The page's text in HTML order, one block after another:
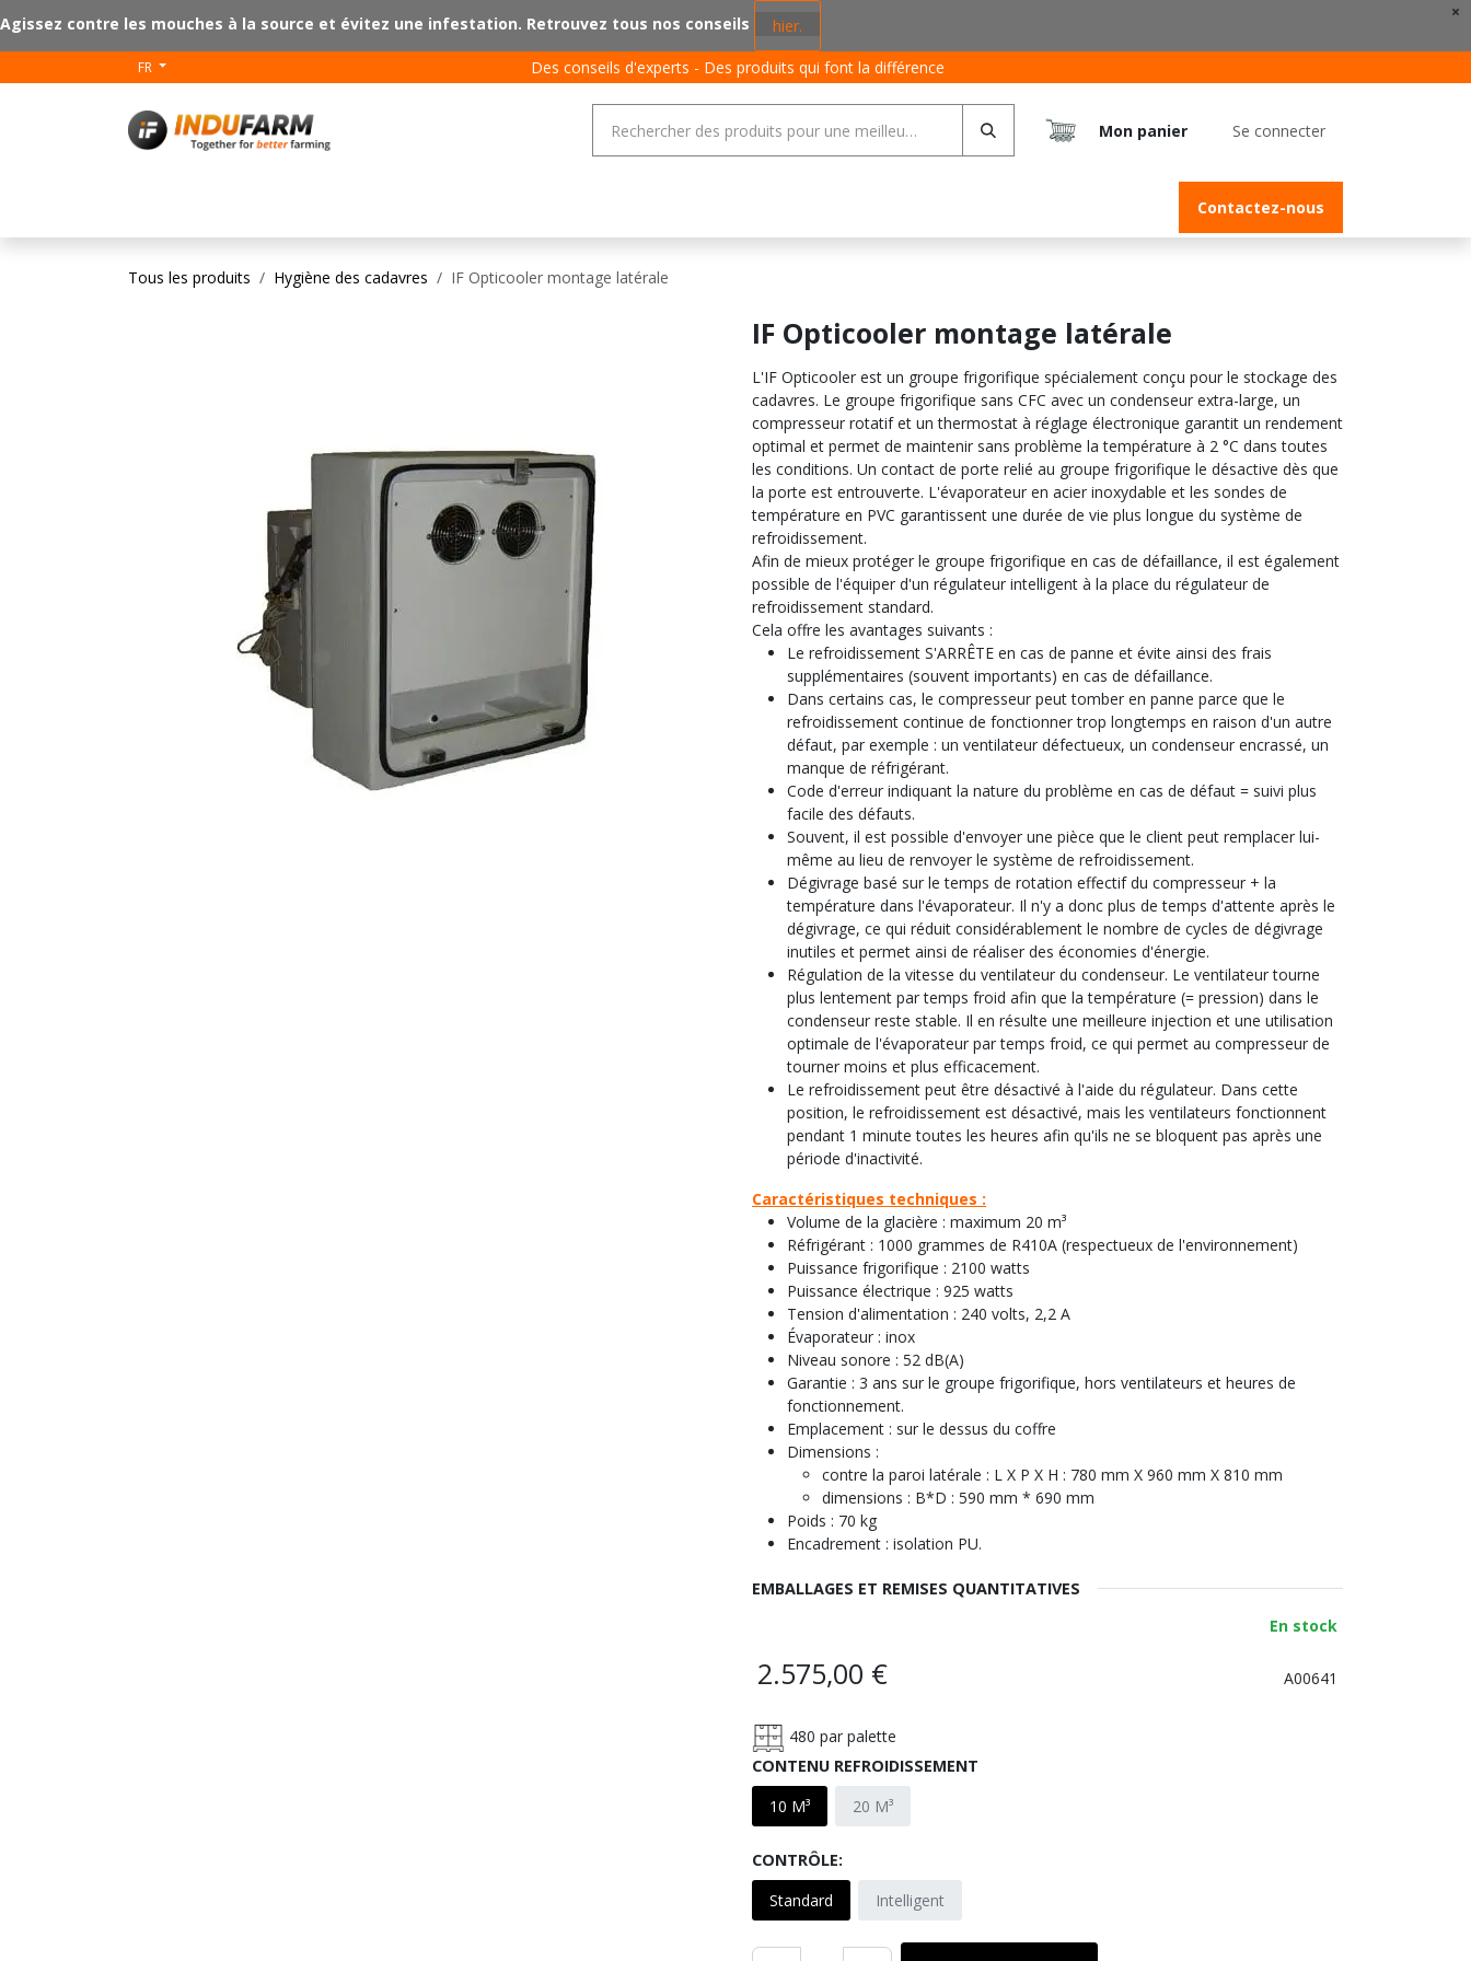
×
Agissez contre les mouches à la source et évitez une infestation. Retrouvez tous nos conseils hier.
FR Des conseils d'experts - Des produits qui font la différence
Mon panier Se connecter
Contactez-nous
Tous les produits Hygiène des cadavres IF Opticooler montage latérale
IF Opticooler montage latérale
L'IF Opticooler est un groupe frigorifique spécialement conçu pour le stockage des
cadavres. Le groupe frigorifique sans CFC avec un condenseur extra-large, un
compresseur rotatif et un thermostat à réglage électronique garantit un rendement
optimal et permet de maintenir sans problème la température à 2 °C dans toutes
les conditions. Un contact de porte relié au groupe frigorifique le désactive dès que
la porte est entrouverte. L'évaporateur en acier inoxydable et les sondes de
température en PVC garantissent une durée de vie plus longue du système de
refroidissement.
Afin de mieux protéger le groupe frigorifique en cas de défaillance, il est également
possible de l'équiper d'un régulateur intelligent à la place du régulateur de
refroidissement standard.
Cela offre les avantages suivants :
Le refroidissement S'ARRÊTE en cas de panne et évite ainsi des frais
supplémentaires (souvent importants) en cas de défaillance.
Dans certains cas, le compresseur peut tomber en panne parce que le
refroidissement continue de fonctionner trop longtemps en raison d'un autre
défaut, par exemple : un ventilateur défectueux, un condenseur encrassé, un
manque de réfrigérant.
Code d'erreur indiquant la nature du problème en cas de défaut = suivi plus
facile des défauts.
Souvent, il est possible d'envoyer une pièce que le client peut remplacer lui-
même au lieu de renvoyer le système de refroidissement.
Dégivrage basé sur le temps de rotation effectif du compresseur + la
température dans l'évaporateur. Il n'y a donc plus de temps d'attente après le
dégivrage, ce qui réduit considérablement le nombre de cycles de dégivrage
inutiles et permet ainsi de réaliser des économies d'énergie.
Régulation de la vitesse du ventilateur du condenseur. Le ventilateur tourne
plus lentement par temps froid afin que la température (= pression) dans le
condenseur reste stable. Il en résulte une meilleure injection et une utilisation
optimale de l'évaporateur par temps froid, ce qui permet au compresseur de
tourner moins et plus efficacement.
Le refroidissement peut être désactivé à l'aide du régulateur. Dans cette
position, le refroidissement est désactivé, mais les ventilateurs fonctionnent
pendant 1 minute toutes les heures afin qu'ils ne se bloquent pas après une
période d'inactivité.
Caractéristiques techniques :
Volume de la glacière : maximum 20 m³
Réfrigérant : 1000 grammes de R410A (respectueux de l'environnement)
Puissance frigorifique : 2100 watts
Puissance électrique : 925 watts
Tension d'alimentation : 240 volts, 2,2 A
Évaporateur : inox
Niveau sonore : 52 dB(A)
Garantie : 3 ans sur le groupe frigorifique, hors ventilateurs et heures de
fonctionnement.
Emplacement : sur le dessus du coffre
Dimensions :
contre la paroi latérale : L X P X H : 780 mm X 960 mm X 810 mm
dimensions : B*D : 590 mm * 690 mm
Poids : 70 kg
Encadrement : isolation PU.
EMBALLAGES ET REMISES QUANTITATIVES
En stock
2.575,00 € A00641
480 par palette
CONTENU REFROIDISSEMENT
10 M³
20 M³
CONTRÔLE:
Standard
Intelligent